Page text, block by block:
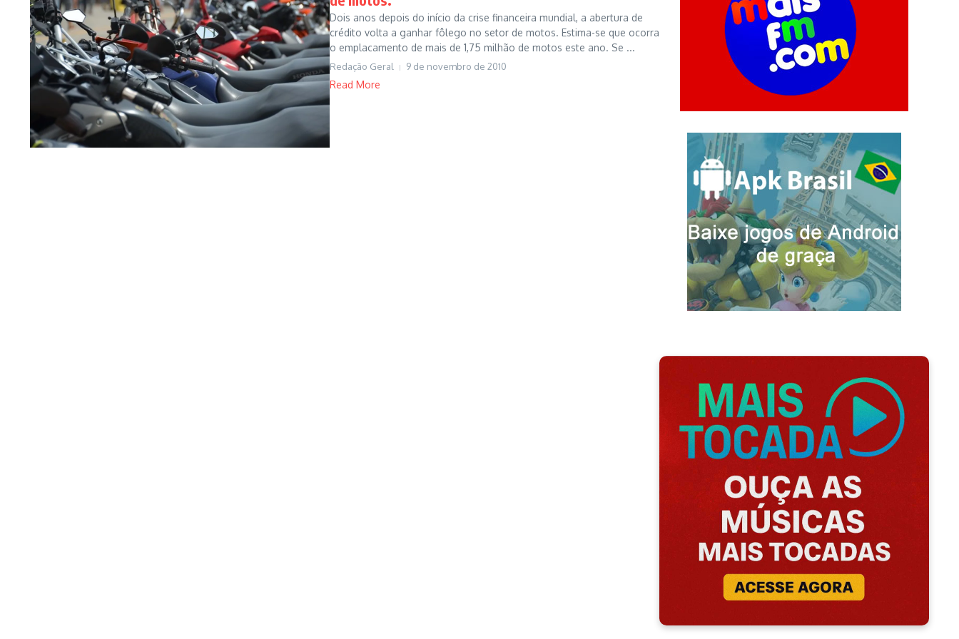
Dois anos depois do início da crise financeira mundial, a abertura de
crédito volta a ganhar fôlego no setor de motos. Estima-se que ocorra
o emplacamento de mais de 1,75 milhão de motos este ano. Se ...
Redação Geral 9 de novembro de 2010
Read More